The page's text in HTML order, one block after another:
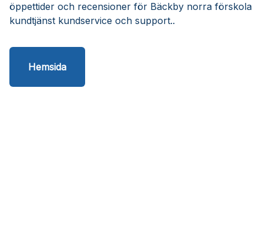
öppettider och recensioner för Bäckby norra förskola
kundtjänst kundservice och support..
Hemsida